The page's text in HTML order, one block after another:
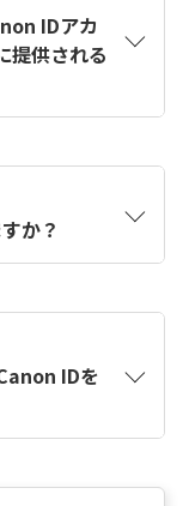
Canon IDとは
は？をご確認く
IDアカ
提供される
アカウントを
報を使用して
します。
か？
IDを